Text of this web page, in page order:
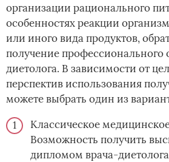
организации рационального
особенностях реакции
или иного вида продуктов,
получение профессионального
диетолога. В зависимости от
перспектив использования
можете выбрать один из
Классическое
Возможность получить
дипломом врача-